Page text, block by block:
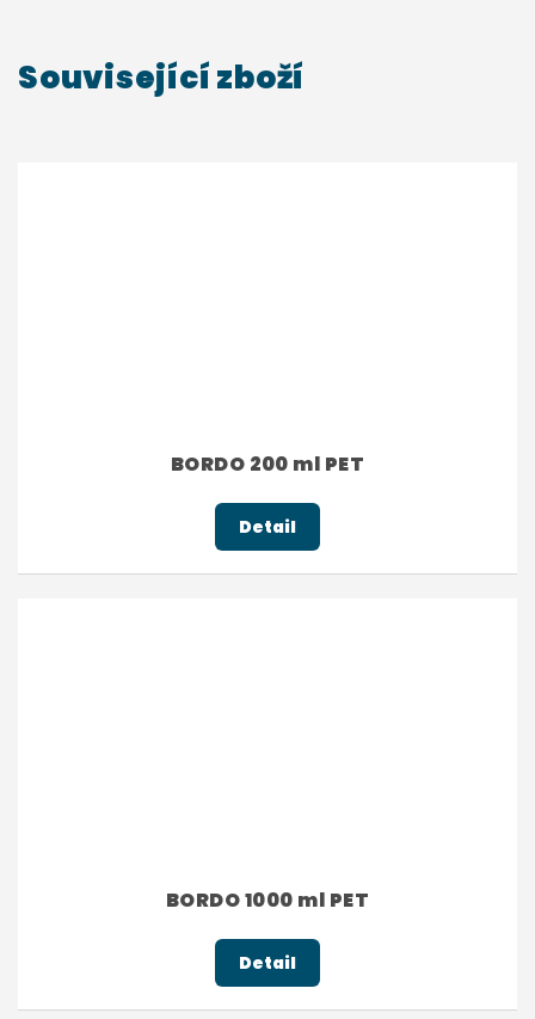
Související zboží
BORDO 200 ml PET
Detail
BORDO 1000 ml PET
Detail